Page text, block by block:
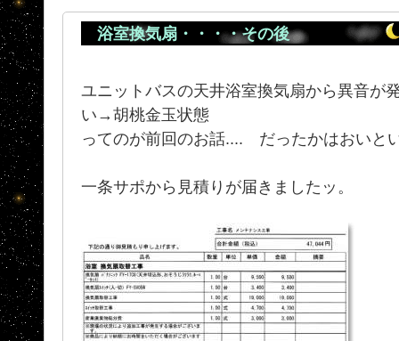
浴室換気扇・・・・その後
ユニットバスの天井浴室換気扇から異音が
い→胡桃金玉状態
ってのが前回のお話.... だったかはおいと
一条サポから見積りが届きましたッ。